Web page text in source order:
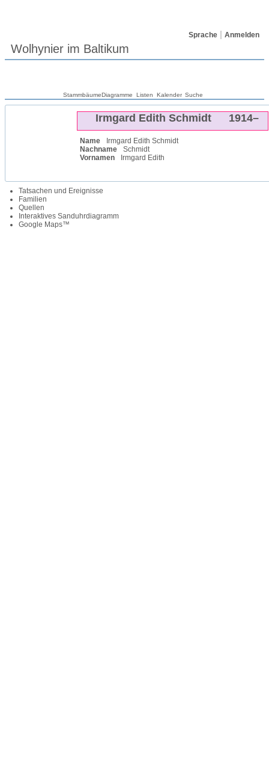
Sprache Anmelden
Wolhynier im Baltikum
StammbäumeDiagramme Listen Kalender Suche
Irmgard Edith Schmidt 1914–
Name Irmgard Edith Schmidt
Nachname
Schmidt
Vornamen
Irmgard Edith
Tatsachen und Ereignisse
Familien
Quellen
Interaktives Sanduhrdiagramm
Google Maps™